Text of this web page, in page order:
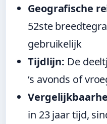
Geografische
52ste
gebruikelijk
Tijdlijn: De
‘s avonds of
in 23 jaar tijd,